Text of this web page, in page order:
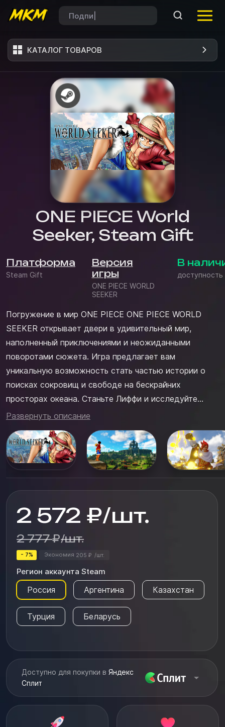
КАТАЛОГ ТОВАРОВ
ONE PIECE World
Seeker, Steam Gift
Платформа
Steam Gift
Версия
игры
ONE PIECE WORLD
SEEKER
В
доступность
Погружение в мир ONE PIECE ONE PIECE WORLD
SEEKER открывает двери в удивительный мир,
наполненный приключениями и неожиданными
поворотами сюжета. Игра предлагает вам
уникальную возможность стать частью истории о
поисках сокровищ и свободе на бескрайних
просторах океана. Станьте Лиффи и исследуйте
живописные локации, полные загадок и тайн. В этой
динамичным игровым процессом, но и исследовать
каждый уголок обширного мира. Все ваши действия
напрямую ...
Развернуть описание
2 572 ₽/шт.
2 777 ₽/шт.
- 7% Экономия 205 ₽ /шт.
Регион аккаунта Steam
Россия Аргентина Казахстан
Турция Беларусь
Доступно для покупки в Яндекс
Сплит